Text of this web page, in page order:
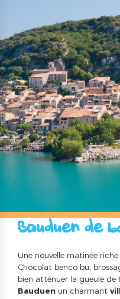
Bauduen de
Une nouvelle matinée
Chocolat benco bu,
bien atténuer la gueule
Bauduen un charmant